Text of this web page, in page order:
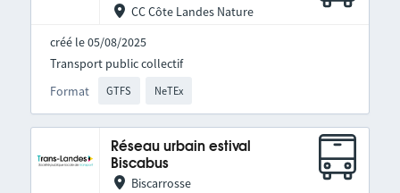
CC Côte Landes Nature
créé le 05/08/2025
Format GTFS NeTEx
Transport public collectif
Réseau urbain estival
Biscabus
Biscarrosse